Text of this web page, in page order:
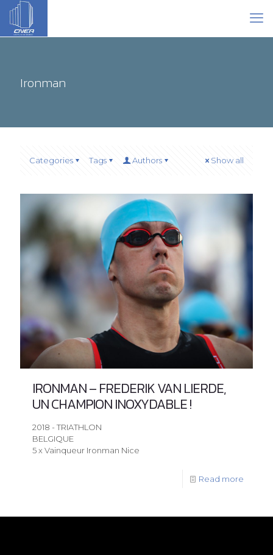
Ironman
Categories Tags Authors Show all
IRONMAN – FREDERIK VAN LIERDE,
UN CHAMPION INOXYDABLE !
2018 - TRIATHLON
BELGIQUE
5 x Vainqueur Ironman Nice
Read more